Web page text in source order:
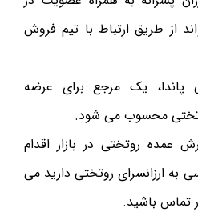
از طریق ارتباط با تیم فروش
پاندا، یک مرجع برای عرضه
محسوب می شود.
عمده روتختی در بازار اقدام
به ارزانسرای روتختی دارید می
تماس باشید.